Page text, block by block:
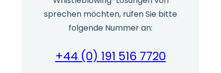
sprechen möchten, rufen Sie bitte
folgende Nummer an:
+44 (0) 191 516 7720